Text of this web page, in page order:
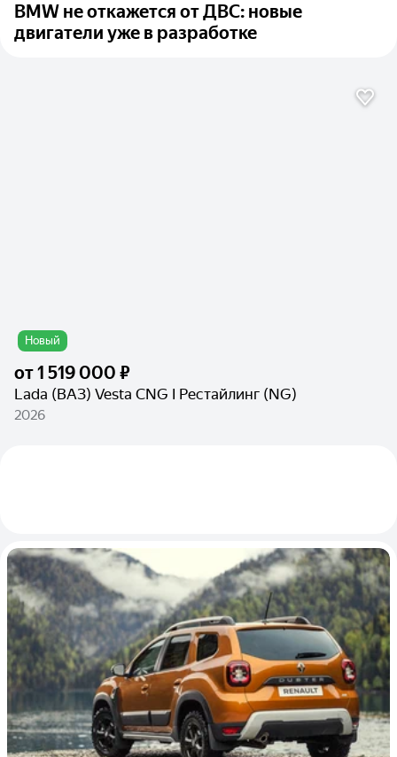
BMW не откажется от ДВС: новые
двигатели уже в разработке
Новый
от1 519 000 ₽
Lada (ВАЗ) Vesta CNG I Рестайлинг (NG)
2026